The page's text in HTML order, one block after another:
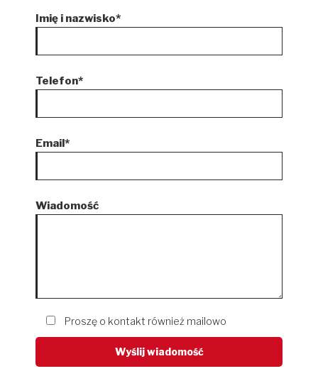
Imię i nazwisko*
Telefon*
Email*
Wiadomość
Proszę o kontakt również mailowo